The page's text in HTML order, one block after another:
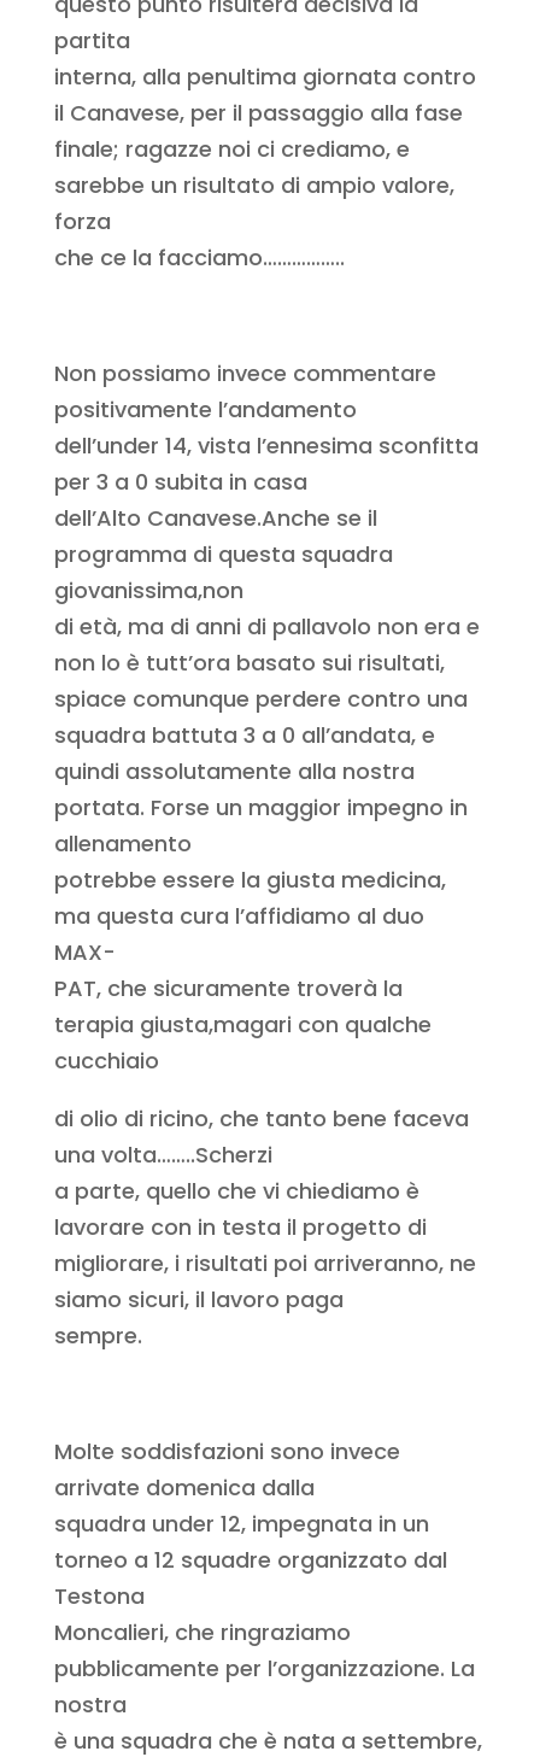
partita
interna, alla penultima giornata contro
il Canavese, per il passaggio alla fase
finale; ragazze noi ci crediamo, e
sarebbe un risultato di ampio valore,
forza
che ce la facciamo……………..
Non possiamo invece commentare
positivamente l’andamento
dell’under 14, vista l’ennesima sconfitta
per 3 a 0 subita in casa
dell’Alto Canavese.Anche se il
programma di questa squadra
giovanissima,non
di età, ma di anni di pallavolo non era e
non lo è tutt’ora basato sui risultati,
spiace comunque perdere contro una
squadra battuta 3 a 0 all’andata, e
quindi assolutamente alla nostra
portata. Forse un maggior impegno in
allenamento
potrebbe essere la giusta medicina,
ma questa cura l’affidiamo al duo
MAX-
PAT, che sicuramente troverà la
terapia giusta,magari con qualche
cucchiaio
di olio di ricino, che tanto bene faceva
una volta……..Scherzi
a parte, quello che vi chiediamo è
lavorare con in testa il progetto di
migliorare, i risultati poi arriveranno, ne
siamo sicuri, il lavoro paga
sempre.
Molte soddisfazioni sono invece
arrivate domenica dalla
squadra under 12, impegnata in un
torneo a 12 squadre organizzato dal
Testona
Moncalieri, che ringraziamo
pubblicamente per l’organizzazione. La
nostra
è una squadra che è nata a settembre,